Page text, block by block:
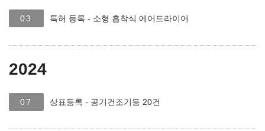
03 특허 등록 - 소형 흡착식 에어드라이어
2024
07 상표등록 - 공기건조기등 20건